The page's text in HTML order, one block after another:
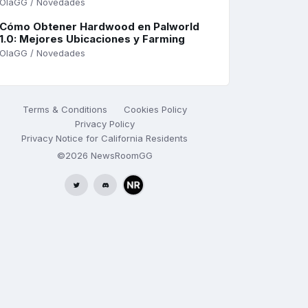
Cómo Obtener Hardwood en Palworld
1.0: Mejores Ubicaciones y Farming
OlaGG / Novedades
Terms & Conditions
Cookies Policy
Privacy Policy
Privacy Notice for California Residents
©2026 NewsRoomGG